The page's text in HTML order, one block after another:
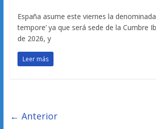
España asume este viernes la
tempore’ ya que será sede de la Cumbre
de 2026, y
Leer más
← Anterior